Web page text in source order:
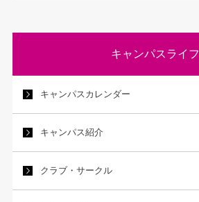
キャンパスライフ
キャンパスカレンダー
キャンパス紹介
クラブ・サークル